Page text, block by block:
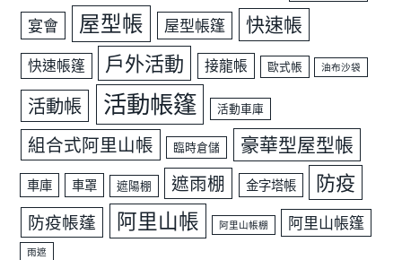
宴會 屋型帳 屋型帳篷 快速帳
快速帳篷 戶外活動 接龍帳 歐式帳 油布沙袋
活動帳 活動帳篷 活動車庫
組合式阿里山帳 臨時倉儲 豪華型屋型帳
車庫 車罩 遮陽棚 遮雨棚 金字塔帳 防疫
防疫帳蓬 阿里山帳 阿里山帳棚 阿里山帳篷
雨遮